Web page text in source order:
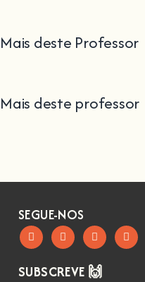
Mais deste Professor
Mais deste professor
SEGUE-NOS
SUBSCREVE 🙌